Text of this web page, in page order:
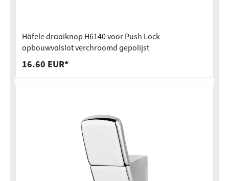
Häfele draaiknop H6140 voor Push Lock
opbouwvalslot verchroomd gepolijst
16.60 EUR*